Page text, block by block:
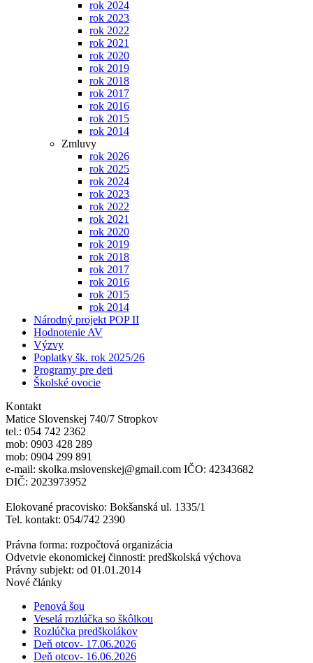
rok 2024
rok 2023
rok 2022
rok 2021
rok 2020
rok 2019
rok 2018
rok 2017
rok 2016
rok 2015
rok 2014
Zmluvy
rok 2026
rok 2025
rok 2024
rok 2023
rok 2022
rok 2021
rok 2020
rok 2019
rok 2018
rok 2017
rok 2016
rok 2015
rok 2014
Národný projekt POP II
Hodnotenie AV
Výzvy
Poplatky šk. rok 2025/26
Programy pre deti
Školské ovocie
Kontakt
Matice Slovenskej 740/7 Stropkov
tel.: 054 742 2362
mob: 0903 428 289
mob: 0904 299 891
e-mail: skolka.mslovenskej@gmail.com IČO: 42343682
DIČ: 2023973952
Elokované pracovisko: Bokšanská ul. 1335/1
Tel. kontakt: 054/742 2390
Právna forma: rozpočtová organizácia
Odvetvie ekonomickej činnosti: predškolská výchova
Právny subjekt: od 01.01.2014
Nové články
Penová šou
Veselá rozlúčka so škôlkou
Rozlúčka predškolákov
Deň otcov- 17.06.2026
Deň otcov- 16.06.2026